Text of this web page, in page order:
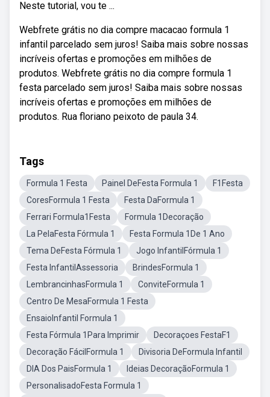
Neste tutorial, vou te ...
Webfrete grátis no dia compre macacao formula 1
infantil parcelado sem juros! Saiba mais sobre nossas
incríveis ofertas e promoções em milhões de
produtos. Webfrete grátis no dia compre formula 1
festa parcelado sem juros! Saiba mais sobre nossas
incríveis ofertas e promoções em milhões de
produtos. Rua floriano peixoto de paula 34.
Tags
Formula 1 Festa Painel DeFesta Formula 1
F1Festa
CoresFormula 1 Festa
Festa DaFormula 1
Ferrari Formula1Festa
Formula 1Decoração
La PelaFesta Fórmula 1
Festa Formula 1De 1 Ano
Tema DeFesta Fórmula 1
Jogo InfantilFórmula 1
Festa InfantilAssessoria
BrindesFormula 1
LembrancinhasFormula 1
ConviteFormula 1
Centro De MesaFormula 1 Festa
EnsaioInfantil Formula 1
Festa Fórmula 1Para Imprimir
Decoraçoes FestaF1
Decoração FácilFormula 1
Divisoria DeFormula Infantil
DIA Dos PaisFormula 1
Ideias DecoraçãoFormula 1
PersonalisadoFesta Formula 1